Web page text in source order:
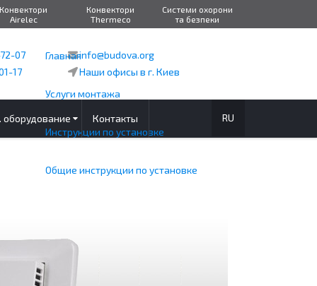
Конвектори
Airelec
Конвектори
Thermeco
Системи охорони
та безпеки
07
17
info@budova.org
Наши офисы в г. Киев
оборудование Контакты
Главная
Услуги монтажа
Инструкции по установке
Общие инструкции по установке
Обогрев в тонких полах
RU